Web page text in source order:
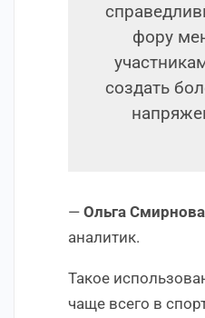
фору
создать
— Ольга Смирнова
аналитик.
Такое
чаще всего в